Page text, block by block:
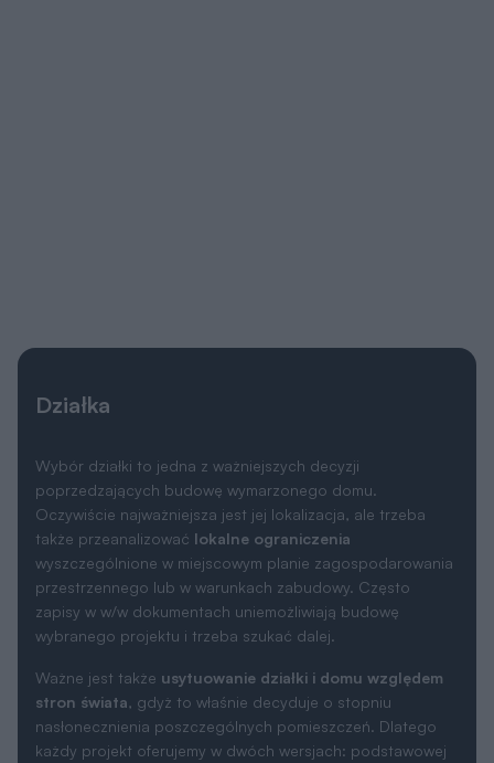
Działka
Wybór działki to jedna z ważniejszych decyzji
poprzedzających budowę wymarzonego domu.
Oczywiście najważniejsza jest jej lokalizacja, ale trzeba
także przeanalizować lokalne ograniczenia
wyszczególnione w miejscowym planie zagospodarowania
przestrzennego lub w warunkach zabudowy. Często
zapisy w w/w dokumentach uniemożliwiają budowę
wybranego projektu i trzeba szukać dalej.
Ważne jest także usytuowanie działki i domu względem
stron świata, gdyż to właśnie decyduje o stopniu
nasłonecznienia poszczególnych pomieszczeń. Dlatego
każdy projekt oferujemy w dwóch wersjach: podstawowej